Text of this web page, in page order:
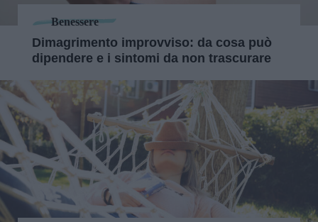
Benessere
Dimagrimento improvviso: da cosa può
dipendere e i sintomi da non trascurare